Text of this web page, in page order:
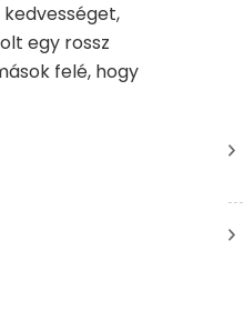
egy rossz
felé, hogy